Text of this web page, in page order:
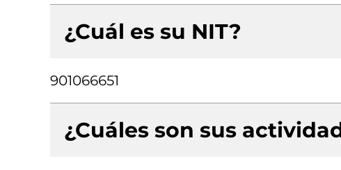
¿Cuál es su NIT?
901066651
¿Cuáles son sus